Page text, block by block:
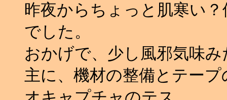
昨夜からちょっと肌寒い
でした。
おかげで、少し風邪気味
主に、機材の整備とテー